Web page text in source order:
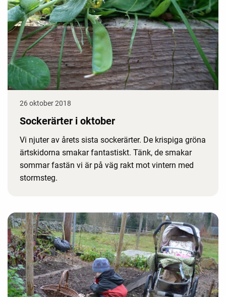
26 oktober 2018
Sockerärter i oktober
Vi njuter av årets sista sockerärter. De krispiga gröna
ärtskidorna smakar fantastiskt. Tänk, de smakar
sommar fastän vi är på väg rakt mot vintern med
stormsteg.